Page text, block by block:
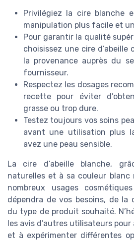
Privilégiez la cire blanche
manipulation plus facile et
Pour garantir la qualité
choisissez une cire
la provenance auprès du
fournisseur.
Respectez les dosages
recette pour éviter
grasse ou trop dure.
Testez toujours vos soins
avant une utilisation plus
avez une peau sensible.
La cire d’abeille blanche,
naturelles et à sa couleur blanc
nombreux usages
dépendra de vos besoins, de la
du type de produit souhaité.
les avis d’autres utilisateurs
et à expérimenter différentes